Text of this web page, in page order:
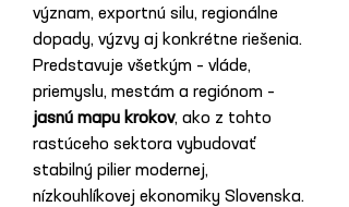
význam, exportnú silu, regionálne
dopady, výzvy aj konkrétne riešenia.
Predstavuje všetkým – vláde,
priemyslu, mestám a regiónom –
jasnú mapu krokov, ako z tohto
rastúceho sektora vybudovať
stabilný pilier modernej,
nízkouhlíkovej ekonomiky Slovenska.